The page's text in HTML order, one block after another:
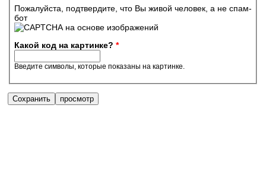
Пожалуйста, подтвердите, что Вы живой человек, а не спам-
бот
Какой код на картинке? *
Введите символы, которые показаны на картинке.